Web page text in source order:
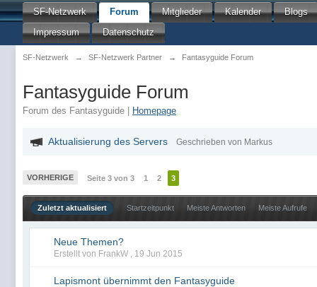
SF-Netzwerk Forum Mitglieder Kalender
Blogs
Impressum
Datenschutz
SF-Netzwerk → SF-Netzwerk Partner → Fantasyguide Forum
Fantasyguide Forum
Forum des Fantasyguide | Homepage
Aktualisierung des Servers Geschrieben von Markus
VORHERIGE Seite 3 von 3 1 2 3
Zuletzt aktualisiert Startzeitpunkt Meiste Antworten Meiste Aufrufe
Neue Themen?
Erstellt von FrankW , 19 Jun 2015
Lapismont übernimmt den Fantasyguide